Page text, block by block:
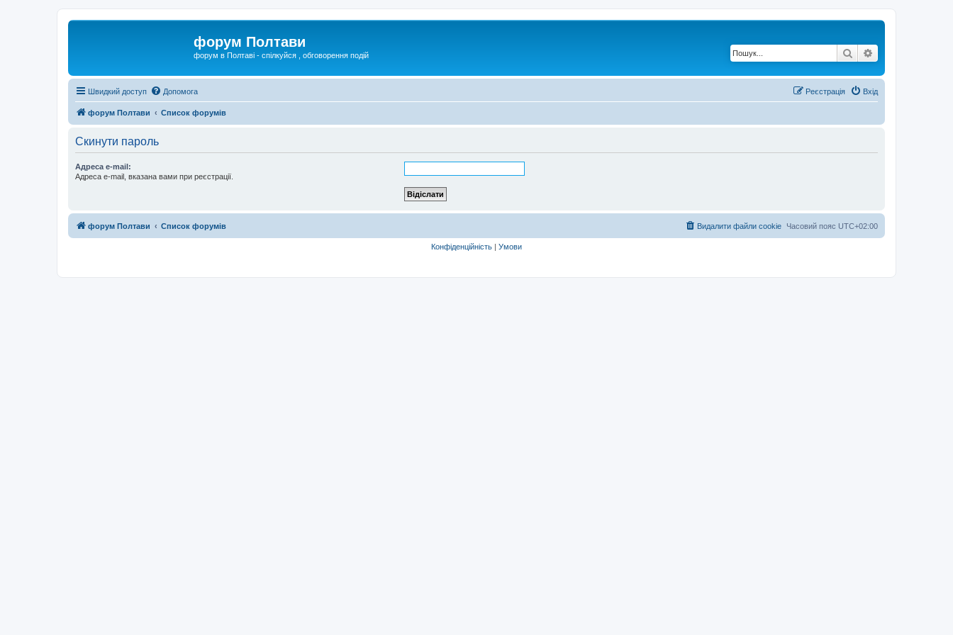
форум Полтави
форум в Полтаві - спілкуйся , обговорення подій Пошук
Швидкий доступ Допомога Вхід
Реєстрація
форум Полтави Список форумів
Скинути пароль
Адреса e-mail:
Адреса e-mail, вказана вами при реєстрації.
форум Полтави Список форумів Часовий пояс UTC+02:00
Видалити файли cookie
Конфіденційність | Умови